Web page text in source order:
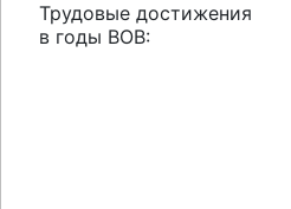
Трудовые достижения
в годы ВОВ: